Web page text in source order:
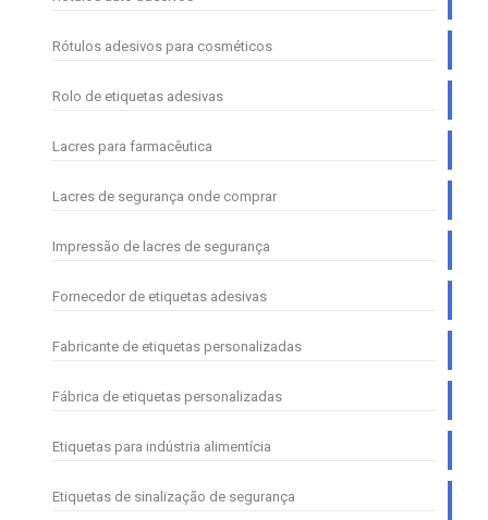
Rótulos adesivos para cosméticos
Rolo de etiquetas adesivas
Lacres para farmacêutica
Lacres de segurança onde comprar
Impressão de lacres de segurança
Fornecedor de etiquetas adesivas
Fabricante de etiquetas personalizadas
Fábrica de etiquetas personalizadas
Etiquetas para indústria alimentícia
Etiquetas de sinalização de segurança